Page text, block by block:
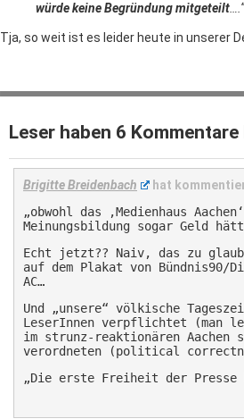
würde keine Begründung mitgeteilt….“
Tja, so weit ist es leider heute in unserer
Leser haben 6
Brigitte Breidenbach hat
„obwohl das ‚Medienhaus
Meinungsbildung sogar Geld
Echt jetzt?? Naiv, das zu
auf dem Plakat von
AC…
Und „unsere“ völkische
LeserInnen verpflichtet (man
im strunz-reaktionären
verordneten (political
„Die erste Freiheit der Presse